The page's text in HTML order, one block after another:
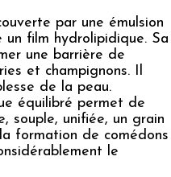
par une émulsion
film hydrolipidique. Sa
une barrière de
et champignons. Il
de la peau.
équilibré permet de
souple, unifiée, un grain
formation de comédons
le